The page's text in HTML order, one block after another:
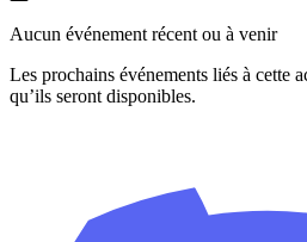
Aucun événement récent ou à venir
Les prochains événements liés à cette
qu’ils seront disponibles.